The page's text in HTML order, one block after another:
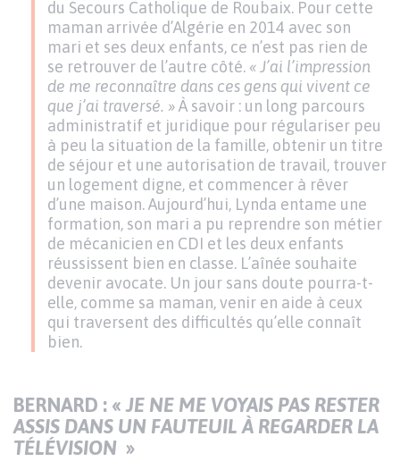
du Secours Catholique de Roubaix. Pour cette
maman arrivée d’Algérie en 2014 avec son
mari et ses deux enfants, ce n’est pas rien de
se retrouver de l’autre côté. « J’ai l’impression
de me reconnaître dans ces gens qui vivent ce
que j’ai traversé. »À savoir : un long parcours
administratif et juridique pour régulariser peu
à peu la situation de la famille, obtenir un titre
de séjour et une autorisation de travail, trouver
un logement digne, et commencer à rêver
d’une maison. Aujourd’hui, Lynda entame une
formation, son mari a pu reprendre son métier
de mécanicien en CDI et les deux enfants
réussissent bien en classe. L’aînée souhaite
devenir avocate. Un jour sans doute pourra-t-
elle, comme sa maman, venir en aide à ceux
qui traversent des difficultés qu’elle connaît
bien.
BERNARD : « JE NE ME VOYAIS PAS RESTER
ASSIS DANS UN FAUTEUIL À REGARDER LA
TÉLÉVISION »